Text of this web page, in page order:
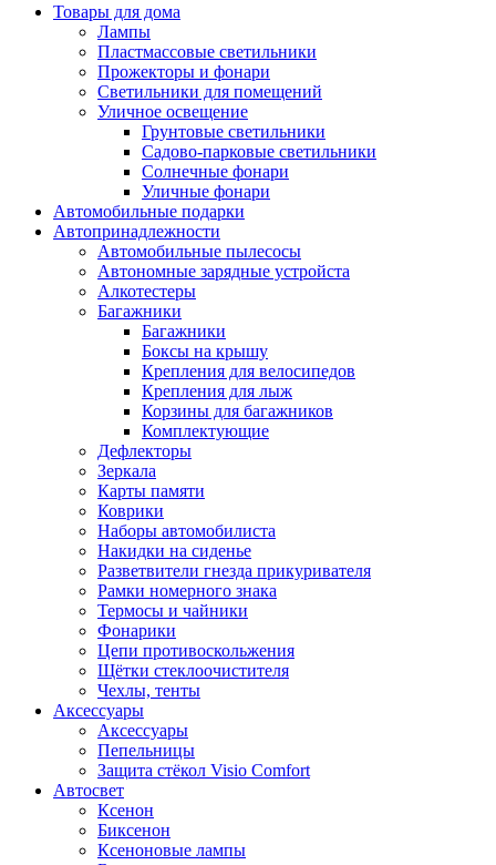
Товары для дома
Лампы
Пластмассовые светильники
Прожекторы и фонари
Светильники для помещений
Уличное освещение
Грунтовые светильники
Садово-парковые светильники
Солнечные фонари
Уличные фонари
Автомобильные подарки
Автопринадлежности
Автомобильные пылесосы
Автономные зарядные устройста
Алкотестеры
Багажники
Багажники
Боксы на крышу
Крепления для велосипедов
Крепления для лыж
Корзины для багажников
Комплектующие
Дефлекторы
Зеркала
Карты памяти
Коврики
Наборы автомобилиста
Накидки на сиденье
Разветвители гнезда прикуривателя
Рамки номерного знака
Термосы и чайники
Фонарики
Цепи противоскольжения
Щётки стеклоочистителя
Чехлы, тенты
Аксессуары
Аксессуары
Пепельницы
Защита стёкол Visio Comfort
Автосвет
Ксенон
Биксенон
Ксеноновые лампы